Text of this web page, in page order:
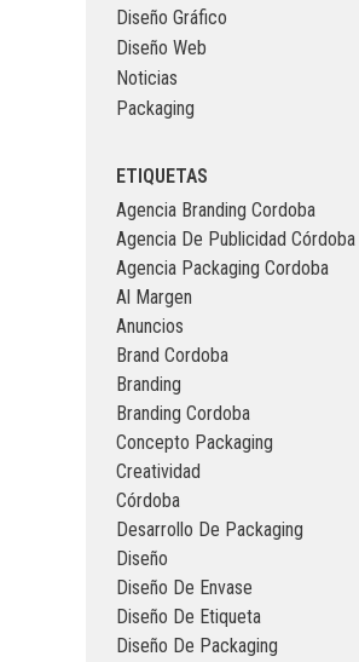
Diseño Gráfico
Diseño Web
Noticias
Packaging
ETIQUETAS
Agencia Branding Cordoba
Agencia De Publicidad Córdoba
Agencia Packaging Cordoba
Al Margen
Anuncios
Brand Cordoba
Branding
Branding Cordoba
Concepto Packaging
Creatividad
Córdoba
Desarrollo De Packaging
Diseño
Diseño De Envase
Diseño De Etiqueta
Diseño De Packaging